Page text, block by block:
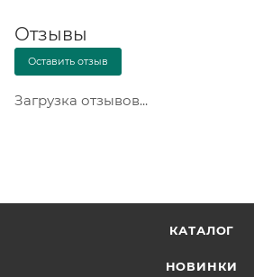
Отзывы
Оставить отзыв
Загрузка отзывов...
КАТАЛОГ
НОВИНКИ